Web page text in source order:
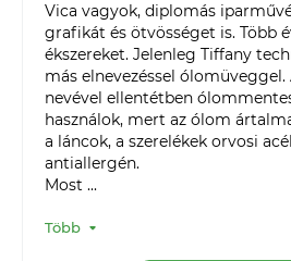
Vica vagyok, diplomás
grafikát és ötvösséget is. Több
ékszereket. Jelenleg Tiffany
más elnevezéssel
nevével ellentétben
használok, mert az ólom
a láncok, a szerelékek orvosi
antiallergén.
Most ...
Több